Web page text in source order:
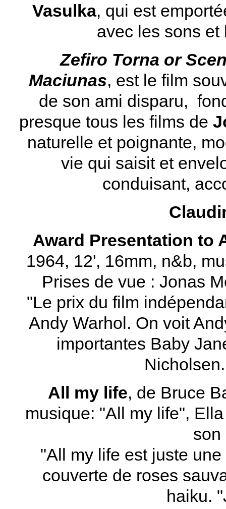
Vasulka, qui est
avec les sons
Zefiro Torna or
Maciunas, est le film
de son ami disparu,
presque tous les films de
naturelle et poignante,
vie qui saisit et
conduisant,
Award Presentation to
1964, 12', 16mm, n&b,
Prises de vue : Jonas
"Le prix du film
Andy Warhol. On voit
importantes Baby
All my life, de Bruce
musique: "All my life",
son
"All my life est juste
couverte de roses
haiku.